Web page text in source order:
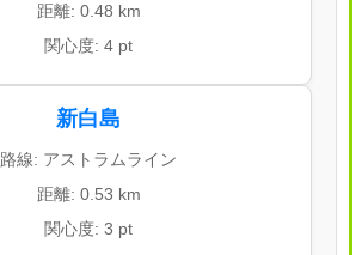
距離: 0.48 km
関心度: 4 pt
新白島
路線: アストラムライン
距離: 0.53 km
関心度: 3 pt